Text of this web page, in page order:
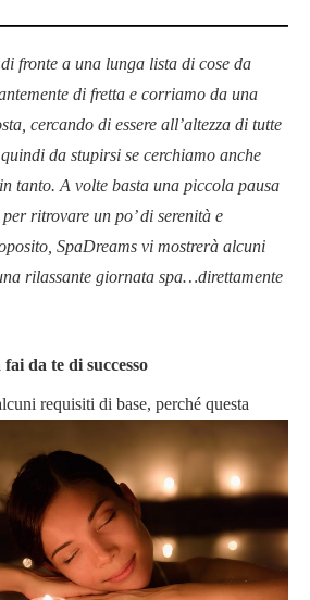
fronte a una lunga lista di cose da
di fretta e corriamo da una
cercando di essere all’altezza di tutte
da stupirsi se cerchiamo anche
tanto. A volte basta una piccola pausa
ritrovare un po’ di serenità e
SpaDreams vi mostrerà alcuni
rilassante giornata spa…direttamente
da te di successo
i requisiti di base, perché questa